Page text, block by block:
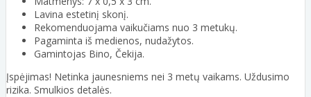
Lavina estetinį skonį.
Rekomenduojama vaikučiams nuo 3 metukų.
Pagaminta iš medienos, nudažytos.
Gamintojas Bino, Čekija.
Įspėjimas! Netinka jaunesniems nei 3 metų vaikams. Uždusimo
rizika. Smulkios detalės.